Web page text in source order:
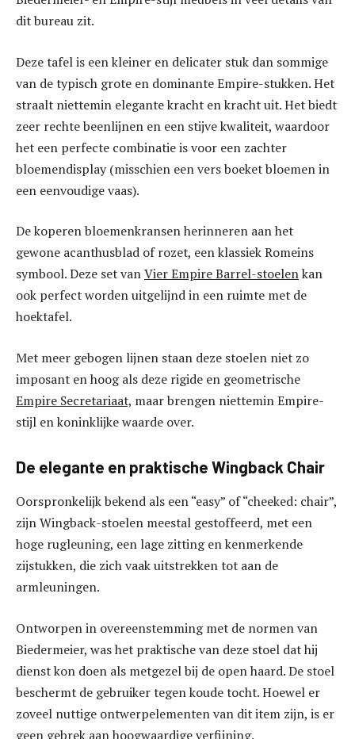
dit bureau zit.
Deze tafel is een kleiner en delicater stuk dan sommige
van de typisch grote en dominante Empire-stukken. Het
straalt niettemin elegante kracht en kracht uit. Het biedt
zeer rechte beenlijnen en een stijve kwaliteit, waardoor
het een perfecte combinatie is voor een zachter
bloemendisplay (misschien een vers boeket bloemen in
een eenvoudige vaas).
De koperen bloemenkransen herinneren aan het
gewone acanthusblad of rozet, een klassiek Romeins
symbool. Deze set vanVier Empire Barrel-stoelenkan
ook perfect worden uitgelijnd in een ruimte met de
hoektafel.
Met meer gebogen lijnen staan ​​deze stoelen niet zo
imposant en hoog als deze rigide en geometrische
Empire Secretariaat, maar brengen niettemin Empire-
stijl en koninklijke waarde over.
De elegante en praktische Wingback Chair
Oorspronkelijk bekend als een “easy” of “cheeked: chair”,
zijn Wingback-stoelen meestal gestoffeerd, met een
hoge rugleuning, een lage zitting en kenmerkende
zijstukken, die zich vaak uitstrekken tot aan de
armleuningen.
Ontworpen in overeenstemming met de normen van
Biedermeier, was het praktische van deze stoel dat hij
dienst kon doen als metgezel bij de open haard. De stoel
beschermt de gebruiker tegen koude tocht. Hoewel er
zoveel nuttige ontwerpelementen van dit item zijn, is er
geen gebrek aan hoogwaardige verfijning.